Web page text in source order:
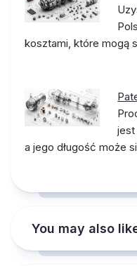
kosztami, które mogą
jest
a jego długość może
You may also